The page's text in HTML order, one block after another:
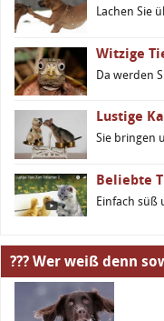
Lachen Sie
Witzige
Da werden
Lustige
Sie bringen
Beliebte
Einfach süß
??? Wer weiß denn